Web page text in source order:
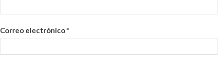
Correo electrónico*